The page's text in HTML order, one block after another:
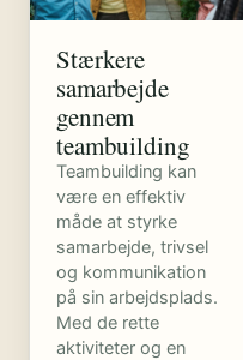
Stærkere
samarbejde
gennem
teambuilding
Teambuilding kan
være en effektiv
måde at styrke
samarbejde, trivsel
og kommunikation
på sin arbejdsplads.
Med de rette
aktiviteter og en